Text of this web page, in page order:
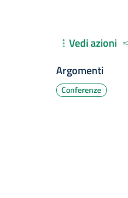
Vedi azioni
Argomenti
Conferenze